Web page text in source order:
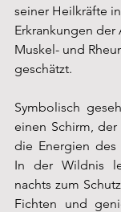
seiner Heilkräfte
Erkrankungen der
Muskel- und
geschätzt.
Symbolisch
einen Schirm,
die Energien des
In der Wildnis
nachts zum
Fichten und